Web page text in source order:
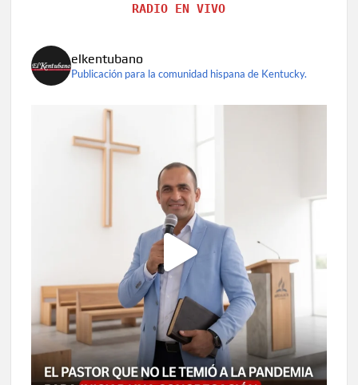
RADIO EN VIVO
elkentubano
Publicación para la comunidad hispana de Kentucky.